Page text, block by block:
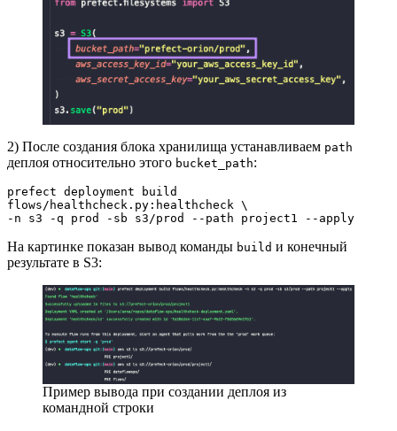
2) После создания блока хранилища устанавливаем path
деплоя относительно этого bucket_path:
prefect deployment build
flows/healthcheck.py:healthcheck \
-n s3 -q prod -sb s3/prod --path project1 --apply
На картинке показан вывод команды build и конечный
результате в S3:
Пример вывода при создании деплоя из
командной строки